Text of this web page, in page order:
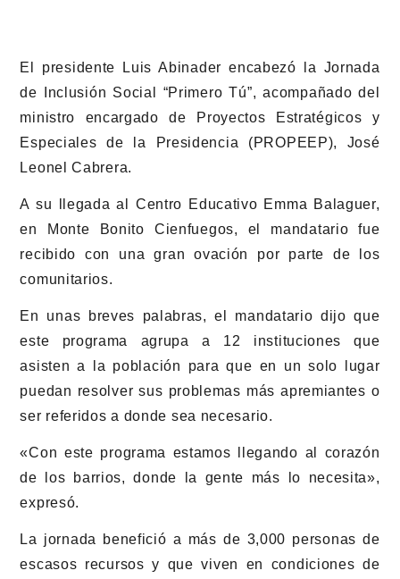
El presidente Luis Abinader encabezó la Jornada
de Inclusión Social “Primero Tú”, acompañado del
ministro encargado de Proyectos Estratégicos y
Especiales de la Presidencia (PROPEEP), José
Leonel Cabrera.
A su llegada al Centro Educativo Emma Balaguer,
en Monte Bonito Cienfuegos, el mandatario fue
recibido con una gran ovación por parte de los
comunitarios.
En unas breves palabras, el mandatario dijo que
este programa agrupa a 12 instituciones que
asisten a la población para que en un solo lugar
puedan resolver sus problemas más apremiantes o
ser referidos a donde sea necesario.
«Con este programa estamos llegando al corazón
de los barrios, donde la gente más lo necesita»,
expresó.
La jornada benefició a más de 3,000 personas de
escasos recursos y que viven en condiciones de